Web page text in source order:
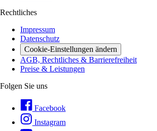
Rechtliches
Impressum
Datenschutz
Cookie-Einstellungen ändern
AGB, Rechtliches & Barrierefreiheit
Preise & Leistungen
Folgen Sie uns
Facebook
Instagram